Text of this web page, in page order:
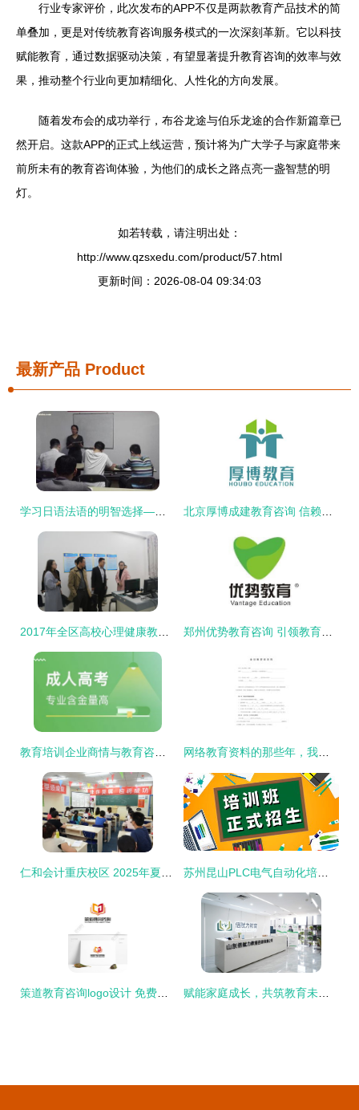
行业专家评价，此次发布的APP不仅是两款教育产品技术的简
单叠加，更是对传统教育咨询服务模式的一次深刻革新。它以科技
赋能教育，通过数据驱动决策，有望显著提升教育咨询的效率与效
果，推动整个行业向更加精细化、人性化的方向发展。
随着发布会的成功举行，布谷龙途与伯乐龙途的合作新篇章已
然开启。这款APP的正式上线运营，预计将为广大学子与家庭带来
前所未有的教育咨询体验，为他们的成长之路点亮一盏智慧的明
灯。
如若转载，请注明出处：
http://www.qzsxedu.com/product/57.html
更新时间：2026-08-04 09:34:03
最新产品 Product